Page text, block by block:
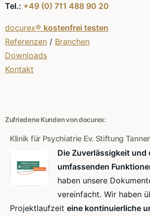
Tel.: +49 (0) 711 488 90 20
docurex® kostenfrei testen
Referenzen / Branchen
Downloads
Kontakt
Zufriedene Kunden von docurex:
Klinik für Psychiatrie Ev. Stiftung
Die Zuverlässigkeit und
umfassenden
haben unsere
vereinfacht. Wir haben
Projektlaufzeit eine kontinuierliche